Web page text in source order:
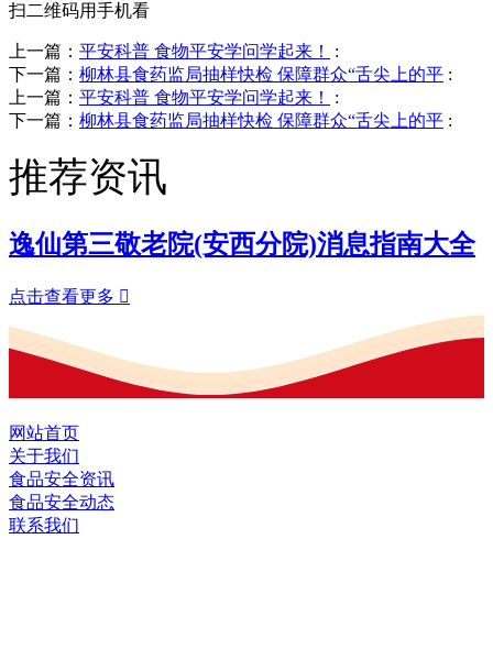
扫二维码用手机看
上一篇： 平安科普 食物平安学问学起来！
:
下一篇： 柳林县食药监局抽样快检 保障群众“舌尖上的平 :
上一篇： 平安科普 食物平安学问学起来！
:
下一篇： 柳林县食药监局抽样快检 保障群众“舌尖上的平 :
推荐资讯
逸仙第三敬老院(安西分院)消息指南大全
点击查看更多 
网站首页
关于我们
食品安全资讯
食品安全动态
联系我们